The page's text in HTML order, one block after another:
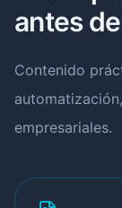
antes
Contenido
empresariales.